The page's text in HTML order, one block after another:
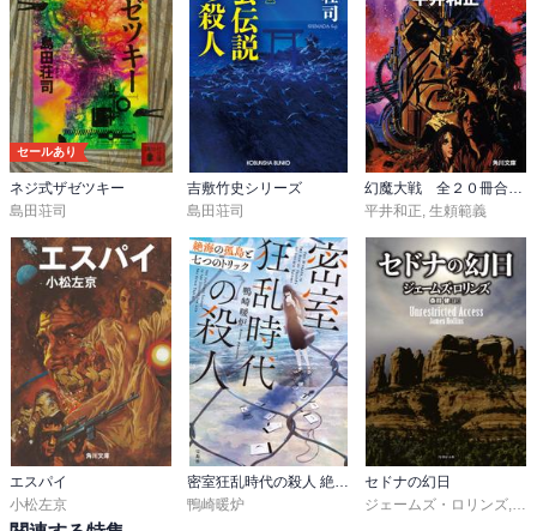
セールあり
ネジ式ザゼツキー
島田荘司
吉敷竹史シリーズ
島田荘司
幻魔大戦 全２０冊合本版
平井和正, 生頼範義
エスパイ
小松左京
鴨崎暖炉
セドナの幻日
ジェームズ・ロリンズ